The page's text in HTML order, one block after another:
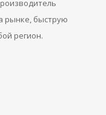
рынке, быструю
регион.